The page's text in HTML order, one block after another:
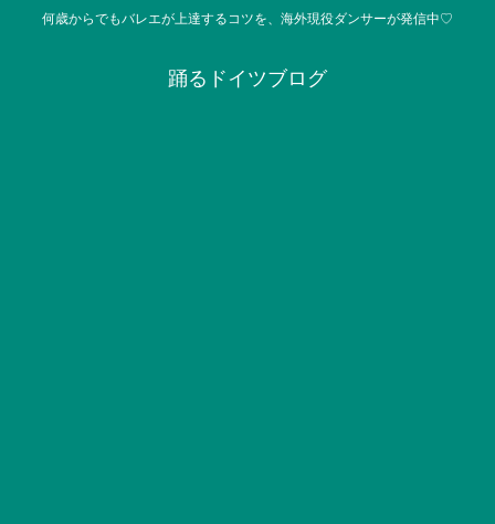
何歳からでもバレエが上達するコツを、海外現役ダンサーが発信中♡
踊るドイツブログ